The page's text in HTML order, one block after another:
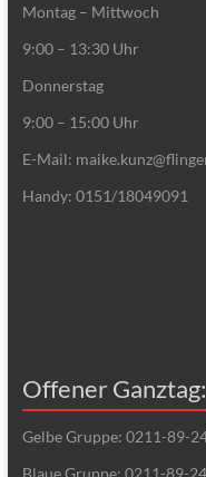
Montag – Mittwoch
9:00 – 13:30 Uhr
Donnerstag
9:00 – 15:00 Uhr
E-Mail:
Handy: 0151/18049091
Offener Ganztag:
Gelbe Gruppe: 0211-89-
Blaue Gruppe: 0211-89-